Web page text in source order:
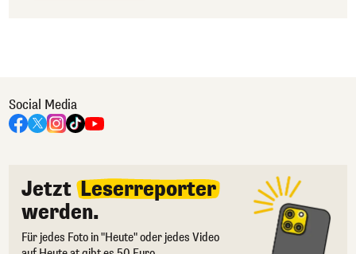
Social Media
Jetzt Leserreporter
werden.
Für jedes Foto in "Heute" oder jedes Video